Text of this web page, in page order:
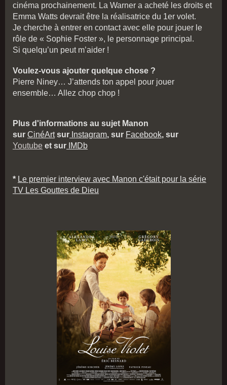
cinéma prochainement. La Warner a acheté les droits et
Emma Watts devrait être la réalisatrice du 1er volet.
Je cherche à entrer en contact avec elle pour jouer le
rôle de « Sophie Foster », le personnage principal.
Si quelqu’un peut m’aider !
Voulez-vous ajouter quelque chose ?
Pierre Niney… J’attends ton appel pour jouer
ensemble… Allez chop chop !
Plus d'informations au sujet Manon
sur CinéArtsur Instagram, sur Facebook, sur
Youtube et sur IMDb
* Le premier interview avec Manon c'était pour la série
TV Les Gouttes de Dieu